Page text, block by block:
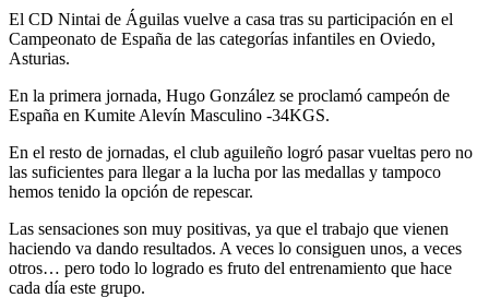
El CD Nintai de Águilas vuelve a casa tras su participación en el
Campeonato de España de las categorías infantiles en Oviedo,
Asturias.
En la primera jornada, Hugo González se proclamó campeón de
España en Kumite Alevín Masculino -34KGS.
En el resto de jornadas, el club aguileño logró pasar vueltas pero no
las suficientes para llegar a la lucha por las medallas y tampoco
hemos tenido la opción de repescar.
Las sensaciones son muy positivas, ya que el trabajo que vienen
haciendo va dando resultados. A veces lo consiguen unos, a veces
otros… pero todo lo logrado es fruto del entrenamiento que hace
cada día este grupo.